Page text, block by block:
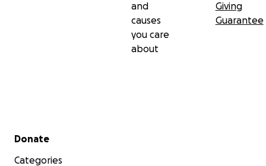
and
causes
you care
about
Giving
Guarantee
Secondary menu
Donate
Categories